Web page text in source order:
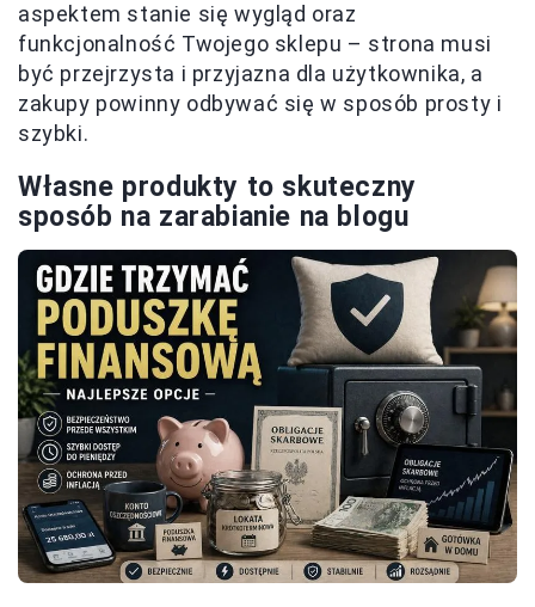
aspektem stanie się wygląd oraz
funkcjonalność Twojego sklepu – strona musi
być przejrzysta i przyjazna dla użytkownika, a
zakupy powinny odbywać się w sposób prosty i
szybki.
Własne produkty to skuteczny
sposób na zarabianie na blogu